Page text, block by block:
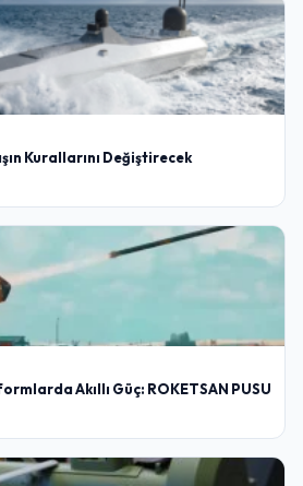
Kurallarını Değiştirecek
Akıllı Güç: ROKETSAN PUSU